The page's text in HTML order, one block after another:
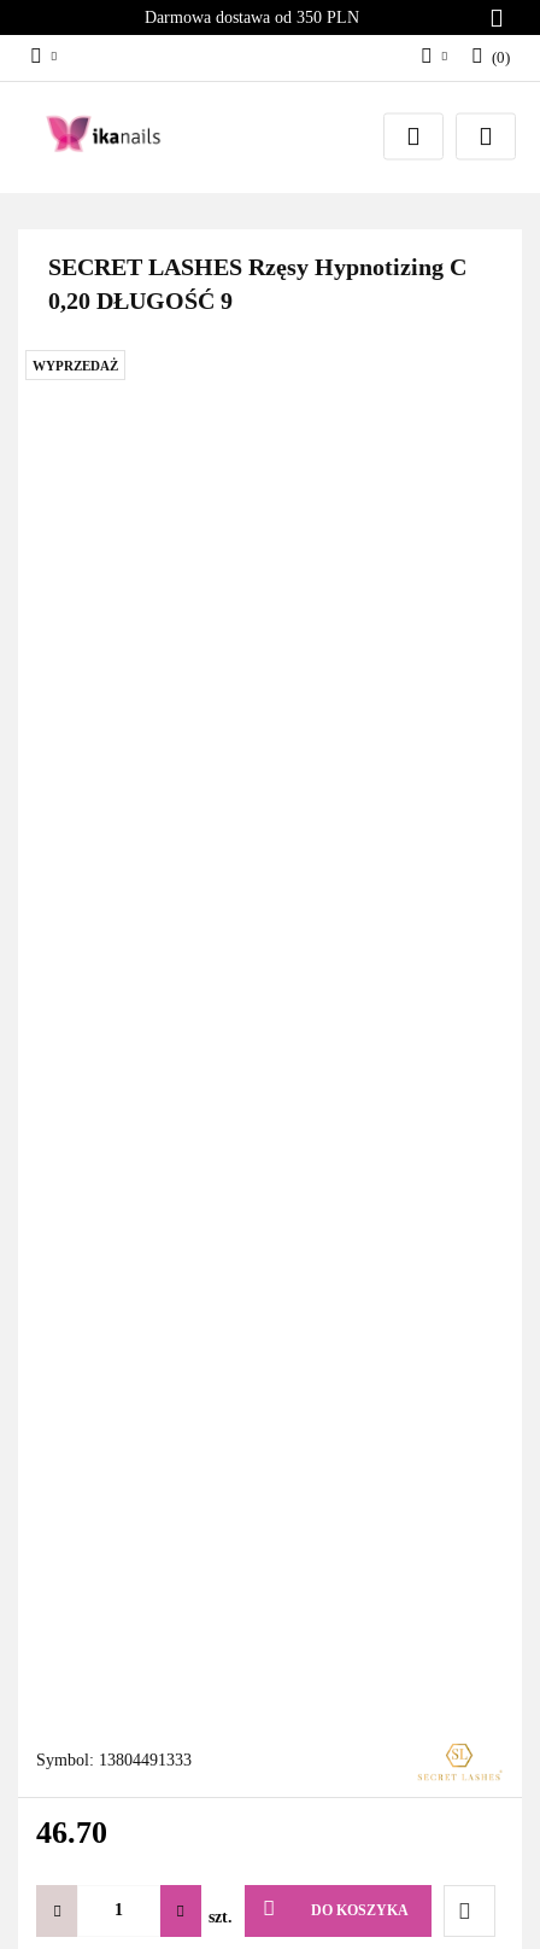
Darmowa dostawa od 350 PLN
Zaloguj się
Załóż konto
(0)
SECRET LASHES Rzęsy Hypnotizing C
0,20 DŁUGOŚĆ 9
WYPRZEDAŻ
Symbol: 13804491333
46.70
szt. DO KOSZYKA